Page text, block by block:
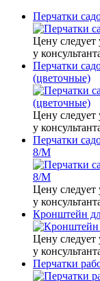
Перчатки
Цену следует
у
Перчатки
(цветочные)
Цену следует
у
Перчатки
8/M
Цену следует
у
Кронштейн
Цену следует
у
Перчатки